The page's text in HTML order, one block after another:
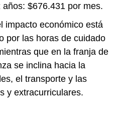
$676.431 por mes.
impacto económico está
por las horas de cuidado
que en la franja de
se inclina hacia la
el transporte y las
y extracurriculares.